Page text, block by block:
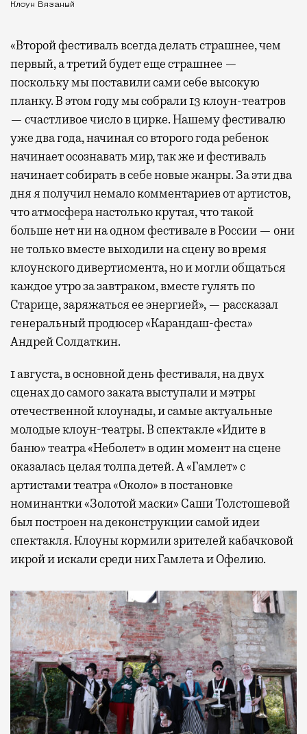
Клоун Вязаный
«Второй фестиваль всегда делать страшнее, чем
первый, а третий будет еще страшнее —
поскольку мы поставили сами себе высокую
планку. В этом году мы собрали 13 клоун-театров
— счастливое число в цирке. Нашему фестивалю
уже два года, начиная со второго года ребенок
начинает осознавать мир, так же и фестиваль
начинает собирать в себе новые жанры. За эти два
дня я получил немало комментариев от артистов,
что атмосфера настолько крутая, что такой
больше нет ни на одном фестивале в России — они
не только вместе выходили на сцену во время
клоунского дивертисмента, но и могли общаться
каждое утро за завтраком, вместе гулять по
Старице, заряжаться ее энергией», — рассказал
генеральный продюсер «Карандаш-феста»
Андрей Солдаткин.
1 августа, в основной день фестиваля, на двух
сценах до самого заката выступали и мэтры
отечественной клоунады, и самые актуальные
молодые клоун-театры. В спектакле «Идите в
баню» театра «Неболет» в один момент на сцене
оказалась целая толпа детей. А «Гамлет» с
артистами театра «Около» в постановке
номинантки «Золотой маски» Саши Толстошевой
был построен на деконструкции самой идеи
спектакля. Клоуны кормили зрителей кабачковой
икрой и искали среди них Гамлета и Офелию.